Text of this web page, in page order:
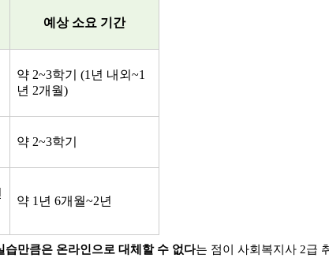
예상 소요 기간
약 2~3학기 (1년 내외 ~1
년 2개월)
약 2~3학기
약 1년 6개월~2년
습만큼은 온라인으로 대체할 수 없다는 점이 사회복지사 2급